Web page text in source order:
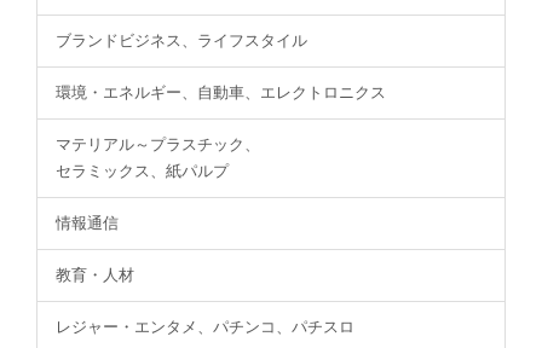
ブランドビジネス、ライフスタイル
環境・エネルギー、自動車、エレクトロニクス
マテリアル～プラスチック、
セラミックス、紙パルプ
情報通信
教育・人材
レジャー・エンタメ、パチンコ、パチスロ